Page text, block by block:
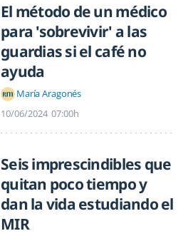
El método de un médico
para 'sobrevivir' a las
guardias si el café no
ayuda
María Aragonés
10/06/2024 07:00h
Seis imprescindibles que
quitan poco tiempo y
dan la vida estudiando el
MIR